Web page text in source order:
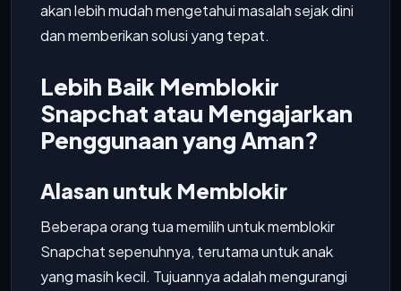
akan lebih mudah mengetahui masalah sejak dini
dan memberikan solusi yang tepat.
Lebih Baik Memblokir
Snapchat atau Mengajarkan
Penggunaan yang Aman?
Alasan untuk Memblokir
Beberapa orang tua memilih untuk memblokir
Snapchat sepenuhnya, terutama untuk anak
yang masih kecil. Tujuannya adalah mengurangi